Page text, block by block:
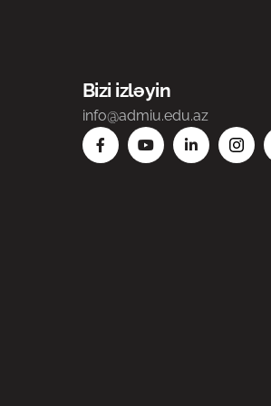
Bizi izləyin
info@admiu.edu.az